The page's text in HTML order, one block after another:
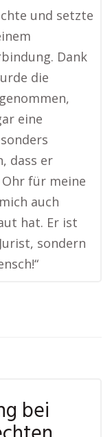
und setzte
Dank
die
eine
dass er
für meine
auch
hat. Er ist
sondern
bei